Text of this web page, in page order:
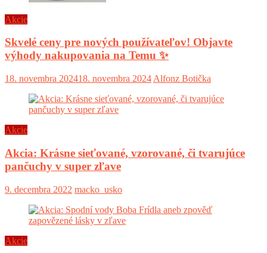
Akcie
Skvelé ceny pre nových používateľov! Objavte
výhody nakupovania na Temu ✨
18. novembra 202418. novembra 2024 Alfonz Botička
Akcie
Akcia: Krásne sieťované, vzorované, či tvarujúce
pančuchy v super zľave
9. decembra 2022 macko_usko
Akcie